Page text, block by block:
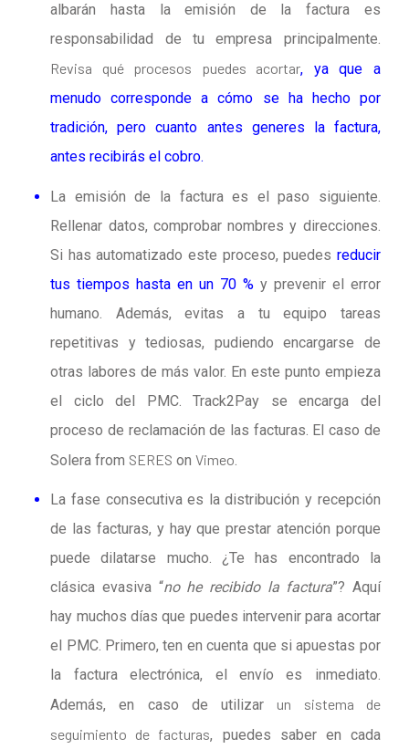
albarán hasta la emisión de la factura es
responsabilidad de tu empresa principalmente.
Revisa qué procesos puedes acortar, ya que a
menudo corresponde a cómo se ha hecho por
tradición, pero cuanto antes generes la factura,
antes recibirás el cobro.
La emisión de la factura es el paso siguiente.
Rellenar datos, comprobar nombres y direcciones.
Si has automatizado este proceso, puedes reducir
tus tiempos hasta en un 70 %y prevenir el error
humano. Además, evitas a tu equipo tareas
repetitivas y tediosas, pudiendo encargarse de
otras labores de más valor. En este punto empieza
el ciclo del PMC.Track2Pay se encarga del
proceso de reclamación de las facturas. El caso de
Solera from SERES onVimeo
La fase consecutiva es la distribución y recepción
de las facturas, y hay que prestar atención porque
puede dilatarse mucho. ¿Te has encontrado la
clásica evasiva“no he recibido la factura”? Aquí
hay muchos días que puedes intervenir para acortar
el PMC. Primero, ten en cuenta que si apuestas por
la factura electrónica, el envío es inmediato.
Además, en caso de utilizar un sistema de
seguimiento de facturas, puedes saber en cada